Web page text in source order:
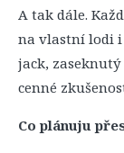
A tak dále.
na vlastní lodi i
jack,
cenné
Co plánuju